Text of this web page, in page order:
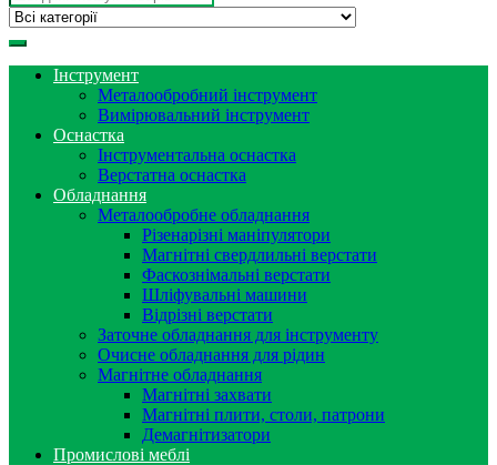
Інструмент
Металообробний інструмент
Вимірювальний інструмент
Оснастка
Інструментальна оснастка
Верстатна оснастка
Обладнання
Металообробне обладнання
Різенарізні маніпулятори
Магнітні свердлильні верстати
Фаскознімальні верстати
Шліфувальні машини
Відрізні верстати
Заточне обладнання для інструменту
Очисне обладнання для рідин
Магнітне обладнання
Магнітні захвати
Магнітні плити, столи, патрони
Демагнітизатори
Промислові меблі